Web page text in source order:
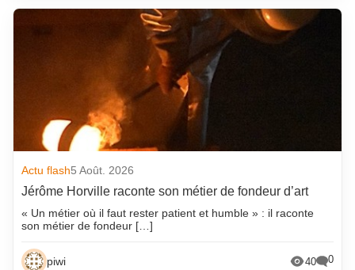
Actu flash5 Août. 2026
Jérôme Horville raconte son métier de fondeur d’art
« Un métier où il faut rester patient et humble » : il raconte
son métier de fondeur […]
piwi 40 0